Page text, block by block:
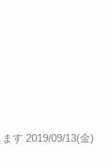
す 2019/09/13(金)